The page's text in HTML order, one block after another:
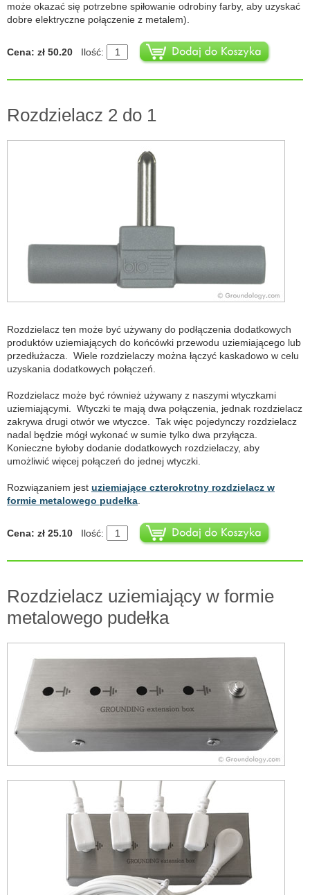
może okazać się potrzebne spiłowanie odrobiny farby, aby uzyskać
dobre elektryczne połączenie z metalem).
Cena: zł 50.20 Ilość:
Rozdzielacz 2 do 1
Rozdzielacz ten może być używany do podłączenia dodatkowych
produktów uziemiających do końcówki przewodu uziemiającego lub
przedłużacza. Wiele rozdzielaczy można łączyć kaskadowo w celu
uzyskania dodatkowych połączeń.
Rozdzielacz może być również używany z naszymi wtyczkami
uziemiającymi. Wtyczki te mają dwa połączenia, jednak rozdzielacz
zakrywa drugi otwór we wtyczce. Tak więc pojedynczy rozdzielacz
nadal będzie mógł wykonać w sumie tylko dwa przyłącza.
Konieczne byłoby dodanie dodatkowych rozdzielaczy, aby
umożliwić więcej połączeń do jednej wtyczki.
Rozwiązaniem jest uziemiające czterokrotny rozdzielacz w
formie metalowego pudełka
Cena: zł 25.10 Ilość:
Rozdzielacz uziemiający w formie
metalowego pudełka